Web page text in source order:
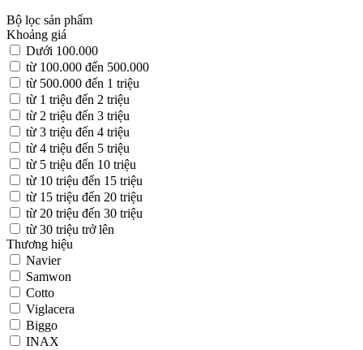
Bộ lọc sản phẩm
Khoảng giá
Dưới 100.000
từ 100.000 đến 500.000
từ 500.000 đến 1 triệu
từ 1 triệu đến 2 triệu
từ 2 triệu đến 3 triệu
từ 3 triệu đến 4 triệu
từ 4 triệu đến 5 triệu
từ 5 triệu đến 10 triệu
từ 10 triệu đến 15 triệu
từ 15 triệu đến 20 triệu
từ 20 triệu đến 30 triệu
từ 30 triệu trở lên
Thương hiệu
Navier
Samwon
Cotto
Viglacera
Biggo
INAX